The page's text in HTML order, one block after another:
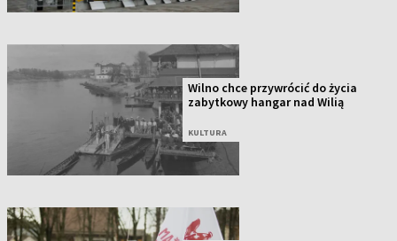
Wilno chce przywrócić do życia
zabytkowy hangar nad Wilią
KULTURA